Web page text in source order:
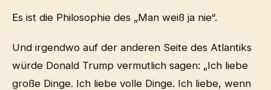
Es ist die Philosophie des „Man weiß ja nie“.
Und irgendwo auf der anderen Seite des Atlantiks
würde Donald Trump vermutlich sagen: „Ich liebe
große Dinge. Ich liebe volle Dinge. Ich liebe, wenn